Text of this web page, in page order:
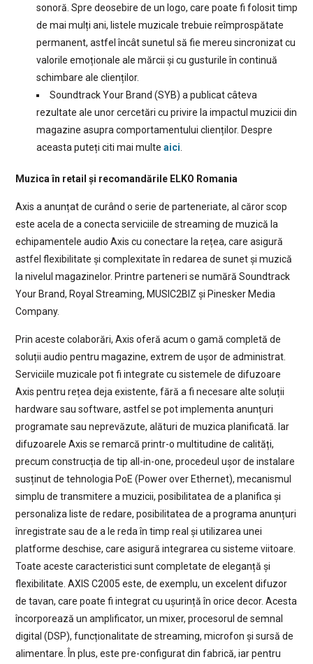
sonoră. Spre deosebire de un logo, care poate fi folosit timp
de mai mulți ani, listele muzicale trebuie reîmprospătate
permanent, astfel încât sunetul să fie mereu sincronizat cu
valorile emoționale ale mărcii și cu gusturile în continuă
schimbare ale clienților.
Soundtrack Your Brand (SYB) a publicat câteva
rezultate ale unor cercetări cu privire la impactul muzicii din
magazine asupra comportamentului clienților. Despre
aceasta puteți citi mai multe aici
Muzica în retail și recomandările ELKO Romania
Axis a anunțat de curând o serie de parteneriate, al căror scop
este acela de a conecta serviciile de streaming de muzică la
echipamentele audio Axis cu conectare la rețea, care asigură
astfel flexibilitate și complexitate în redarea de sunet și muzică
la nivelul magazinelor. Printre parteneri se numără Soundtrack
Your Brand, Royal Streaming, MUSIC2BIZ și Pinesker Media
Company.
Prin aceste colaborări, Axis oferă acum o gamă completă de
soluții audio pentru magazine, extrem de ușor de administrat.
Serviciile muzicale pot fi integrate cu sistemele de difuzoare
Axis pentru rețea deja existente, fără a fi necesare alte soluții
hardware sau software, astfel se pot implementa anunțuri
programate sau neprevăzute, alături de muzica planificată. Iar
difuzoarele Axis se remarcă printr-o multitudine de calități,
precum construcția de tip all-in-one, procedeul ușor de instalare
susținut de tehnologia PoE (Power over Ethernet), mecanismul
simplu de transmitere a muzicii, posibilitatea de a planifica și
personaliza liste de redare, posibilitatea de a programa anunțuri
înregistrate sau de a le reda în timp real și utilizarea unei
platforme deschise, care asigură integrarea cu sisteme viitoare.
Toate aceste caracteristici sunt completate de eleganță și
flexibilitate. AXIS C2005 este, de exemplu, un excelent difuzor
de tavan, care poate fi integrat cu ușurință în orice decor. Acesta
încorporează un amplificator, un mixer, procesorul de semnal
digital (DSP), funcționalitate de streaming, microfon și sursă de
alimentare. În plus, este pre-configurat din fabrică, iar pentru